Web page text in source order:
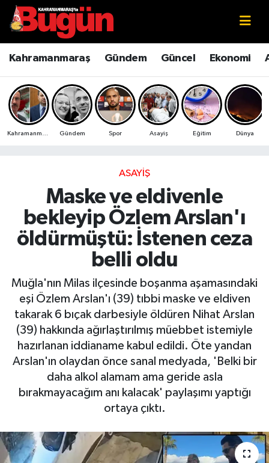
Kahramanmaraş Gündem Güncel Ekonomi
Gündem Spor Asayiş Eğitim Dünya
ASAYIŞ
Maske ve eldivenle
bekleyip Özlem Arslan'ı
öldürmüştü: İstenen ceza
belli oldu
Muğla'nın Milas ilçesinde boşanma aşamasındaki
eşi Özlem Arslan'ı (39) tıbbi maske ve eldiven
takarak 6 bıçak darbesiyle öldüren Nihat Arslan
(39) hakkında ağırlaştırılmış müebbet istemiyle
hazırlanan iddianame kabul edildi. Öte yandan
Arslan'ın olaydan önce sanal medyada, 'Belki bir
daha alkol alamam ama geride asla
bırakmayacağım anı kalacak' paylaşımı yaptığı
ortaya çıktı.
Kahramanmaraş
Kahramanmaraş Sokak Röportajları
Bilim ve Teknoloji
Çevre
Ekonomi
Genel
Haberde İnsan
Kültür Sanat
Magazin
Manşet Altı
Resmi İlan
Kahramanmaraş Nöbetçi Eczaneler
Kahramanmaraş Hava Durumu
Kahramanmaraş Namaz Vakitleri
Kahramanmaraş Trafik Yoğunluk Haritası
Süper Lig Puan Durumu ve Fikstür
Tüm Manşetler
Son Dakika Haberleri